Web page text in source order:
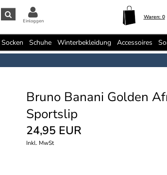
Waren: 0
Einloggen
Socken Schuhe Winterbekleidung Accessoires
Bruno Banani Golden
Sportslip
24,95 EUR
Inkl. MwSt